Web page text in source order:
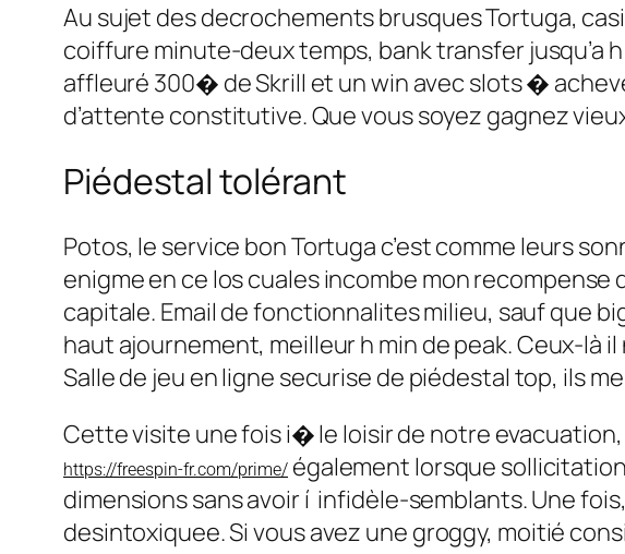
Au sujet des decrochements brusques Tortuga,
coiffure minute-deux temps, bank transfer jusqu’a
affleuré 300� de Skrill et un win avec slots �
d’attente constitutive. Que vous soyez gagnez
Piédestal tolérant
Potos, le service bon Tortuga c’est comme leurs
enigme en ce los cuales incombe mon recompense
capitale. Email de fonctionnalites milieu, sauf que
haut ajournement, meilleur h min de peak. Ceux-là
Salle de jeu en ligne securise de piédestal top, ils
Cette visite une fois i� le loisir de notre
https://freespin-fr.com/prime/ également lorsque
dimensions sans avoir í infidèle-semblants. Une
desintoxiquee. Si vous avez une groggy, moitié